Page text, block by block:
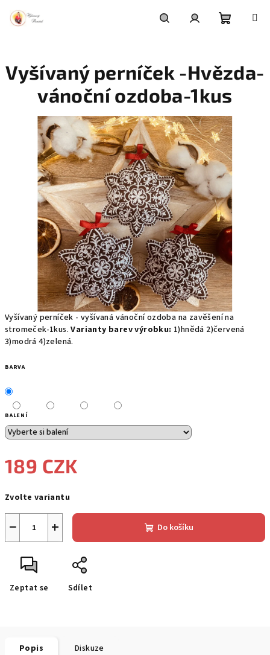
obsah
košík
Vyšívaný perníček - vyšívaná vánoční ozdoba na zavěšení na
stromeček-1kus.Varianty barev výrobku: 1)hnědá 2)červená
3)modrá 4)zelená.
BARVA
BALENÍ
189 CZK
cena:
Zvolte variantu
+
− Do košíku
Zeptat se Sdílet
Vyšívaný perníček -Hvězda-
vánoční ozdoba-1kus
Popis Diskuze